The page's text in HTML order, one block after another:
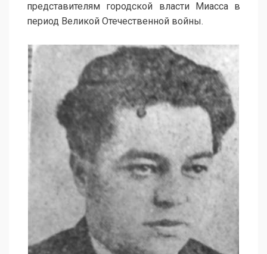
представителям городской власти Миасса в
период Великой Отечественной войны.